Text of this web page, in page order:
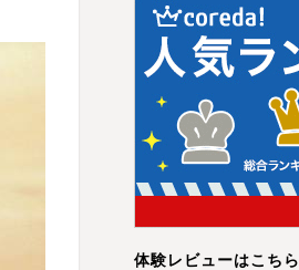
体験レビューはこちら